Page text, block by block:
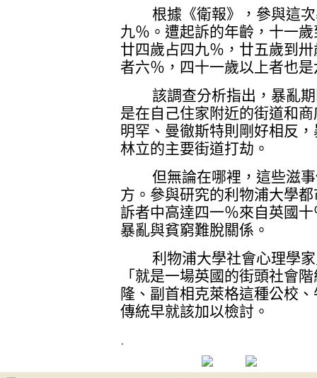
根據《衛報》，參與這次
九％。遭起訴的年齡，十一
廿四歲占四九％，廿五歲到
者六％，四十一歲以上者也
該調查分析指出，暴亂期
是在自己住家附近的街道和
明罕、曼徹斯特則剛好相反
林立的主要街道打劫。
但無論在哪裡，這些滋事
方。參與研究的利物浦大學
訴者中高達四一％來自英國
暴亂與貧窮難脫關係。
利物浦大學社會心理學家
「就是一場英國的街頭社會
隆、副首相克萊格這種公校
傳統早就該加以檢討。
.